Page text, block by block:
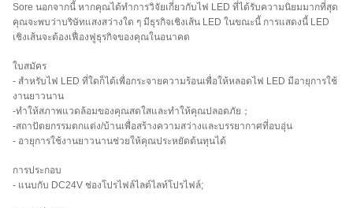
Sore นอกจากนี้ หากคุณได้ทำการวิจัยเกี่ยวกับไฟ LED ที่ได้รับความนิยมมากที่สุด
คุณจะพบว่าบริษัทแสงสว่างใด ๆ มีธุรกิจเชิงเส้น LED ในขณะนี้ การแสดงนี้ LED
เชิงเส้นจะต้องเฟื่องฟูธุรกิจของคุณในอนาคต
ใบสมัคร
- สำหรับไฟ LED ที่ใดก็ได้เพื่อกระจายความร้อนเพื่อให้หลอดไฟ LED มีอายุการใช้
งานยาวนาน
-ทำให้สภาพแวดล้อมของคุณสดใสและทำให้คุณปลอดภัย；
-สถาปัตยกรรมตกแต่ง/บ้านเพื่อสร้างความสว่างและบรรยากาศที่อบอุ่น
- อายุการใช้งานยาวนานช่วยให้คุณประหยัดต้นทุนได้
การประกอบ
- แนบกับ DC24V ช่องโปรไฟล์ไลต์ไลท์โปรไฟล์;